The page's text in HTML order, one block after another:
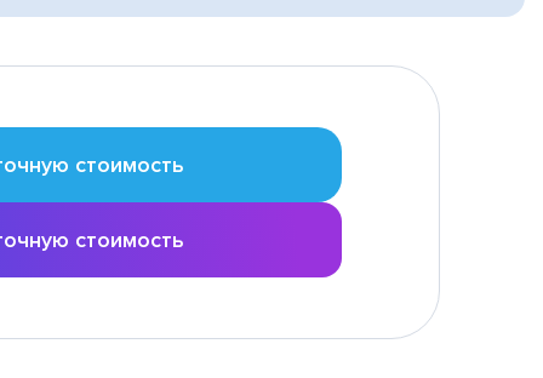
стоимость
стоимость